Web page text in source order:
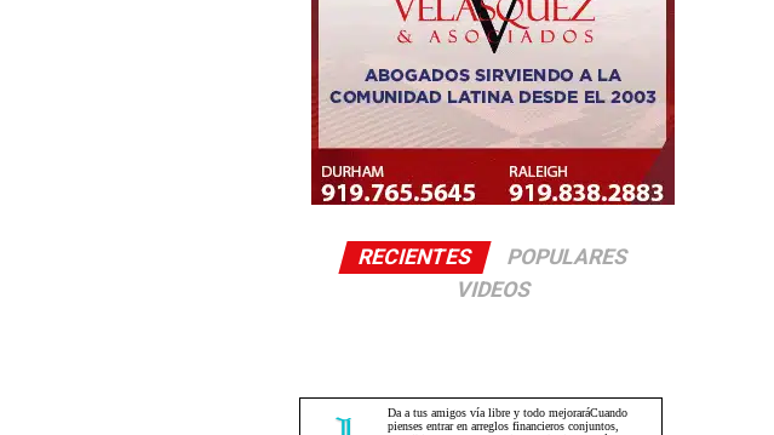
RECIENTES
POPULARES
VIDEOS